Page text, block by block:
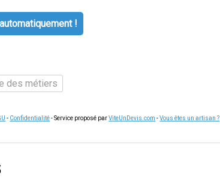
!
des métiers
- Confidentialité- Service proposé parViteUnDevis.com -Vous êtes un artisan ?